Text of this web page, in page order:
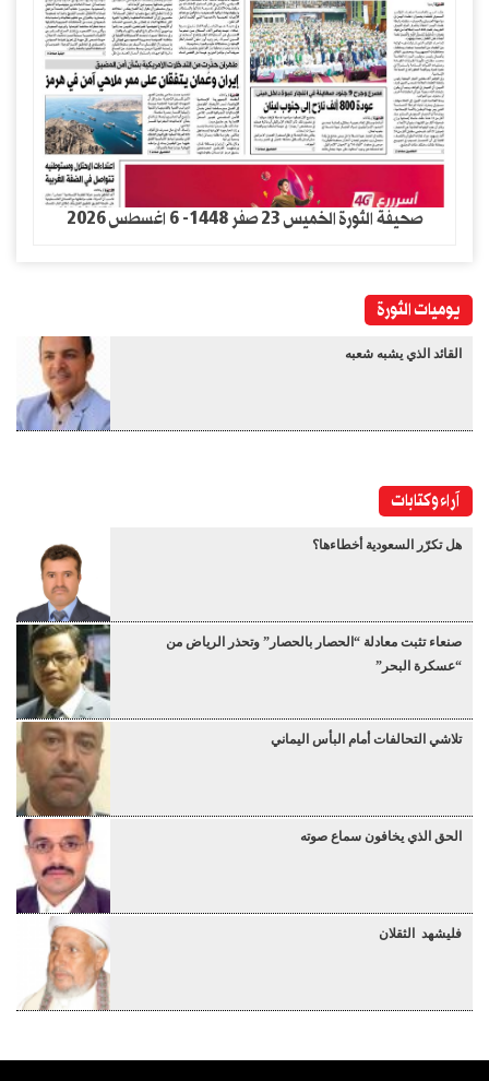
صحيفة الثورة الخميس 23 صفر 1448- 6 اغسطس 2026
يوميات الثورة
القائد الذي يشبه شعبه
آراء وكتابات
هل تكرّر السعودية أخطاءها؟
صنعاء تثبت معادلة “الحصار بالحصار” وتحذر الرياض من
“عسكرة البحر”
تلاشي التحالفات أمام البأس اليماني
الحق الذي يخافون سماع صوته
فليشهد الثقلان